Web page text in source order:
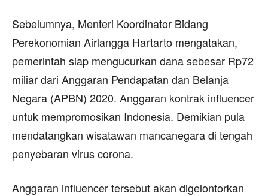
Sebelumnya, Menteri Koordinator Bidang
Perekonomian Airlangga Hartarto mengatakan,
pemerintah siap mengucurkan dana sebesar Rp72
miliar dari Anggaran Pendapatan dan Belanja
Negara (APBN) 2020. Anggaran kontrak influencer
untuk mempromosikan Indonesia. Demikian pula
mendatangkan wisatawan mancanegara di tengah
penyebaran virus corona.
Anggaran influencer tersebut akan digelontorkan